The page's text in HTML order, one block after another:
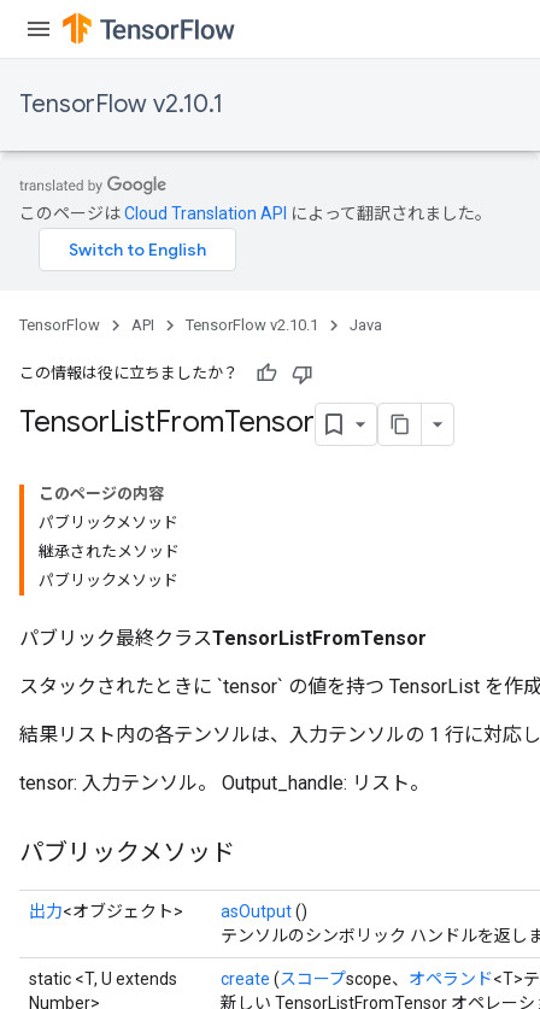
TensorFlow v2.10.1
このページはCloud Translation API によって翻訳されました。
TensorFlow API TensorFlow v2.10.1 Java
この情報は役に立ちましたか？
TensorListFromTensor
このページの内容
パブリックメソッド
継承されたメソッド
パブリックメソッド
パブリック最終クラスTensorListFromTensor
スタックされたときに `tensor` の値を持つ TensorList を作
結果リスト内の各テンソルは、入力テンソルの 1 行に対応
tensor: 入力テンソル。 Output_handle: リスト。
パブリックメソッド
出力<オブジェクト> asOutput()
テンソルのシンボリック ハンドルを返し
static <T, U extends
Number>
create (スコープscope、 オペランド<T>
新しい TensorListFromTensor オペレー